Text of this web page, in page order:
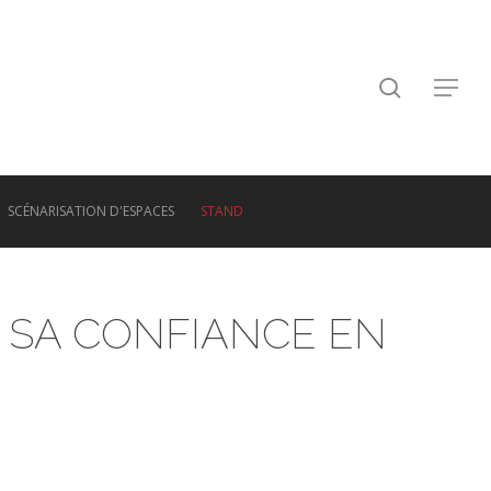
search
Menu
SCÉNARISATION D'ESPACES STAND
CONFIANCE EN